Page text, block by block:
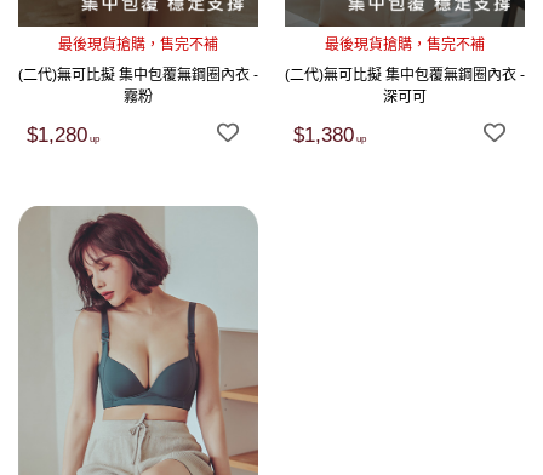
最後現貨搶購，售完不補
(二代)無可比擬 集中包覆無鋼圈內衣 -
霧粉
$1,280
最後現貨搶購，售完不補
(二代)無可比擬 集中包覆無鋼圈內衣 -
深可可
$1,380